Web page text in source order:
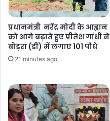
प्रधानमंत्री नरेंद्र मोदी के आह्वान
को आगे बढ़ाते हुए प्रीतेश गांधी ने
बोड़रा (डी) में लगाए 101 पौधे
21 minutes ago